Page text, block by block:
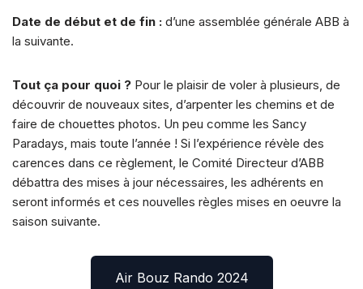
Date de début et de fin : d’une assemblée générale ABB à
la suivante.
Tout ça pour quoi ? Pour le plaisir de voler à plusieurs, de
découvrir de nouveaux sites, d’arpenter les chemins et de
faire de chouettes photos. Un peu comme les Sancy
Paradays, mais toute l’année ! Si l’expérience révèle des
carences dans ce règlement, le Comité Directeur d’ABB
débattra des mises à jour nécessaires, les adhérents en
seront informés et ces nouvelles règles mises en oeuvre la
saison suivante.
Air Bouz Rando 2024